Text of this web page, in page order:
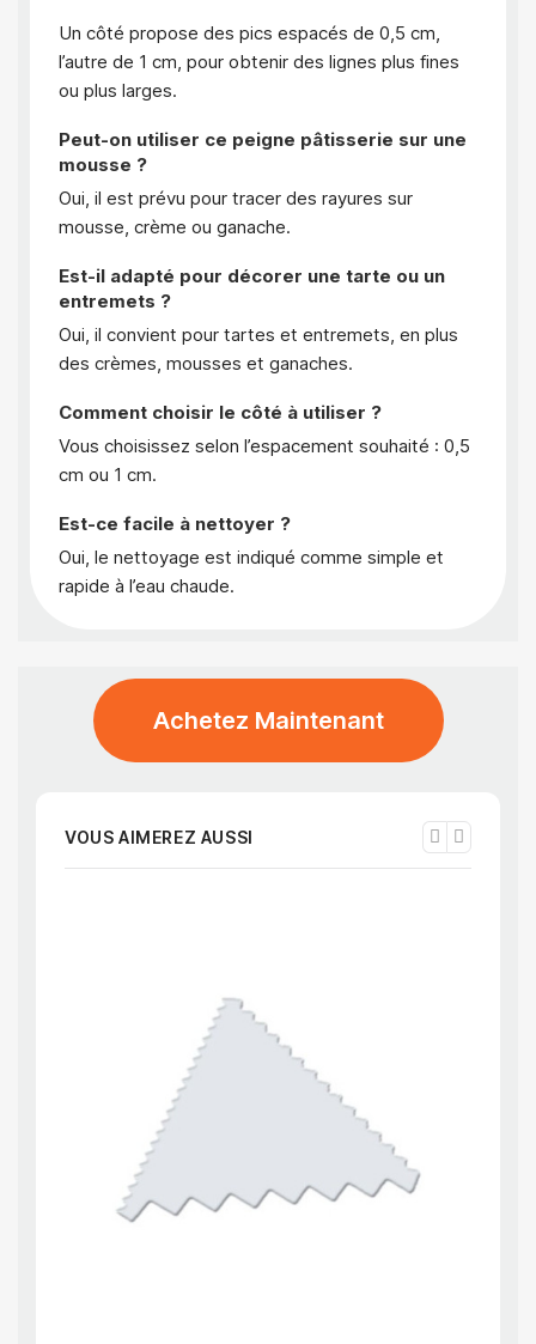
Un côté propose des pics espacés de 0,5 cm,
l’autre de 1 cm, pour obtenir des lignes plus fines
ou plus larges.
Peut-on utiliser ce peigne pâtisserie sur une
mousse ?
Oui, il est prévu pour tracer des rayures sur
mousse, crème ou ganache.
Est-il adapté pour décorer une tarte ou un
entremets ?
Oui, il convient pour tartes et entremets, en plus
des crèmes, mousses et ganaches.
Comment choisir le côté à utiliser ?
Vous choisissez selon l’espacement souhaité : 0,5
cm ou 1 cm.
Est-ce facile à nettoyer ?
Oui, le nettoyage est indiqué comme simple et
rapide à l’eau chaude.
Achetez Maintenant
VOUS AIMEREZ AUSSI